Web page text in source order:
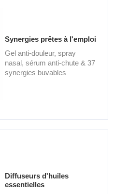
Synergies prêtes à l'emploi
Gel anti-douleur, spray
nasal, sérum anti-chute & 37
synergies buvables
Diffuseurs d'huiles
essentielles